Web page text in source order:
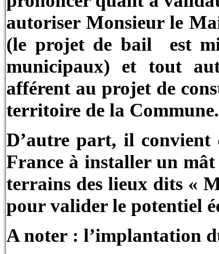
autoriser Monsieur le
(le projet de bail
est
municipaux) et tout
afférent au projet de
territoire de la Commune.
D’autre part, il convient
France à installer un mât
terrains des lieux dits «
pour valider le potentiel
A noter : l’implantation